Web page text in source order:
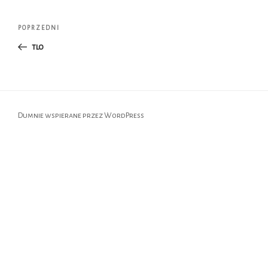
Poprzedni
wpis
POPRZEDNI
tlo
Dumnie wspierane przez WordPress